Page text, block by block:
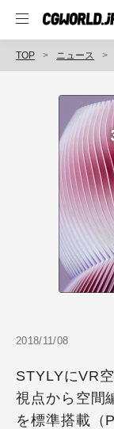
TOP ニュース
2018/11/08
STYLYにVR
視点から空間
を標準搭載（